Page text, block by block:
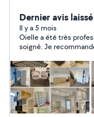
Maçonnerie
(installation
silicone,chasse
*Réparation/
meuble
*Revêtements sol
Dernier avis
Il y a 5 mois
Oielle a été très
soigné. Je